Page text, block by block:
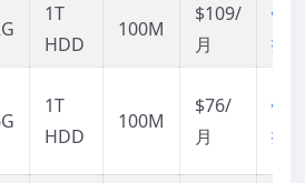
1T
HDD
100M
$109/
月
链
接
1T
HDD
100M
$76/
月
链
接